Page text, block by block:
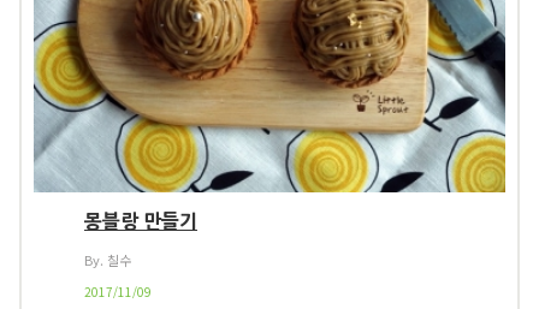
몽블랑 만들기
By. 칠수
2017/11/09